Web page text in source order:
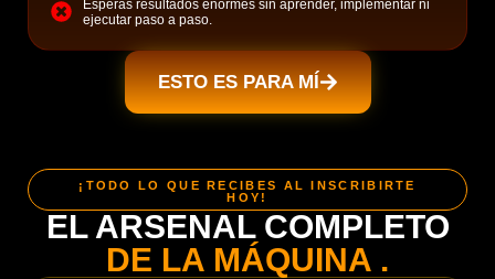
Esperas resultados enormes sin aprender, implementar ni
ejecutar paso a paso.
ESTO ES PARA MÍ
¡TODO LO QUE RECIBES AL INSCRIBIRTE
HOY!
EL ARSENAL COMPLETO
DE LA MÁQUINA .